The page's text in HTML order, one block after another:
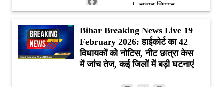
WhatsApp
चुनाव निरस्त
है।
संबंधित विधायक
की सदस्यता रद्द
हो सकती है।
Bihar Breaking News Live 19
February 2026: हाईकोर्ट का 42
विधायकों को नोटिस, नीट छात्रा केस
में जांच तेज, कई जिलों में बड़ी घटनाएं